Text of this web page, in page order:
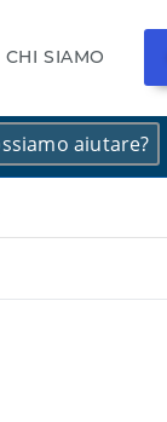
CHI SIAMO